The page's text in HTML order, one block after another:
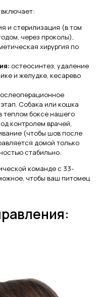
и стерилизация (в том
через проколы),
хирургия по
остеосинтез, удаление
и желудке, кесарево
Собака или кошка
теплом боксе нашего
контролем врачей,
(чтобы шов после
домой только
стабильно.
команде с 33-
чтобы ваш питомец